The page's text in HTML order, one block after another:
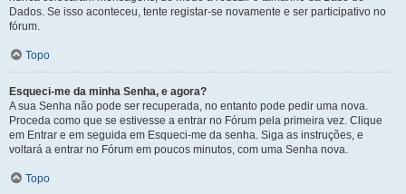
Dados. Se isso aconteceu, tente registar-se novamente e ser participativo no
fórum.
Topo
Esqueci-me da minha Senha, e agora?
A sua Senha não pode ser recuperada, no entanto pode pedir uma nova.
Proceda como que se estivesse a entrar no Fórum pela primeira vez. Clique
em Entrar e em seguida em Esqueci-me da senha. Siga as instruções, e
voltará a entrar no Fórum em poucos minutos, com uma Senha nova.
Topo